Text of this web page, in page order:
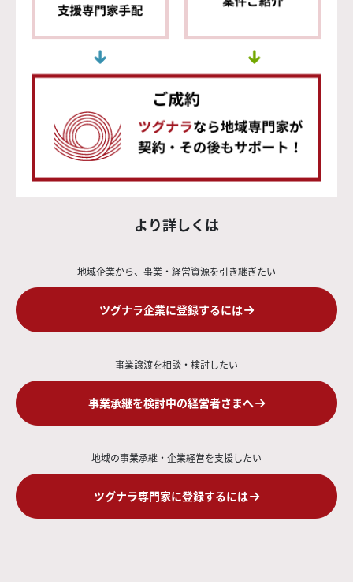
より詳しくは
地域企業から、事業・経営資源を引き継ぎたい
ツグナラ企業に登録するには
事業譲渡を相談・検討したい
事業承継を検討中の経営者さまへ
地域の事業承継・企業経営を支援したい
ツグナラ専門家に登録するには